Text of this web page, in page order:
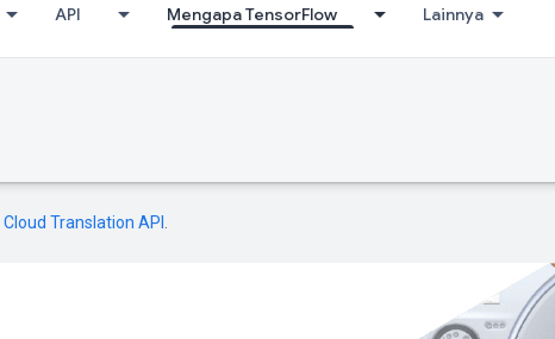
API Mengapa TensorFlow Lainnya
Cloud Translation API